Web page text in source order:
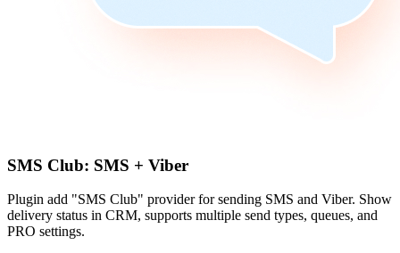
SMS Club: SMS + Viber
Plugin add "SMS Club" provider for sending SMS and Viber. Show
delivery status in CRM, supports multiple send types, queues, and
PRO settings.